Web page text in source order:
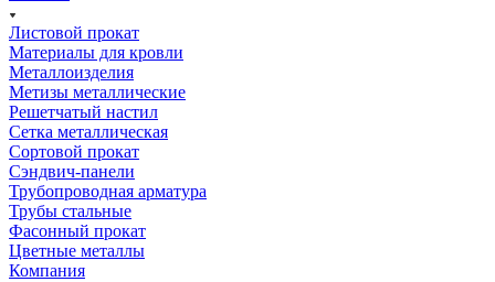
Листовой прокат
Материалы для кровли
Металлоизделия
Метизы металлические
Решетчатый настил
Сетка металлическая
Сортовой прокат
Сэндвич-панели
Трубопроводная арматура
Трубы стальные
Фасонный прокат
Цветные металлы
Компания